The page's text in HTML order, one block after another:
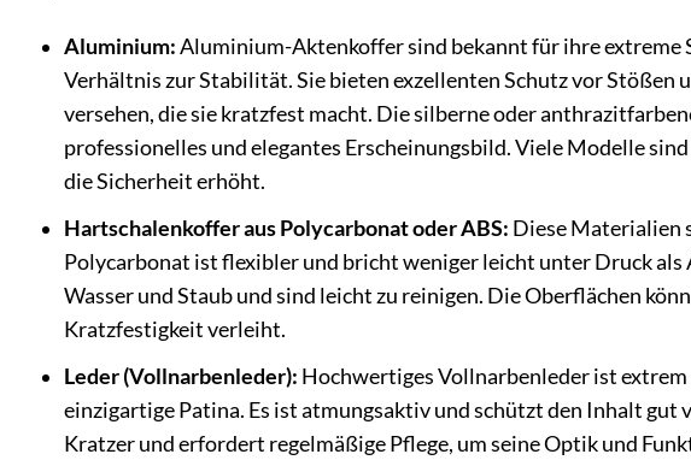
Aluminium:Aluminium-Aktenkoffer sind bekannt für ihre extreme
Verhältnis zur Stabilität. Sie bieten exzellenten Schutz vor Stößen
versehen, die sie kratzfest macht. Die silberne oder
professionelles und elegantes Erscheinungsbild. Viele Modelle
die Sicherheit erhöht.
Hartschalenkoffer aus Polycarbonat oder ABS: Diese Materialien
Polycarbonat ist flexibler und bricht weniger leicht unter Druck als
Wasser und Staub und sind leicht zu reinigen. Die Oberflächen
Kratzfestigkeit verleiht.
Leder (Vollnarbenleder): Hochwertiges Vollnarbenleder ist
einzigartige Patina. Es ist atmungsaktiv und schützt den Inhalt
Kratzer und erfordert regelmäßige Pflege, um seine Optik und